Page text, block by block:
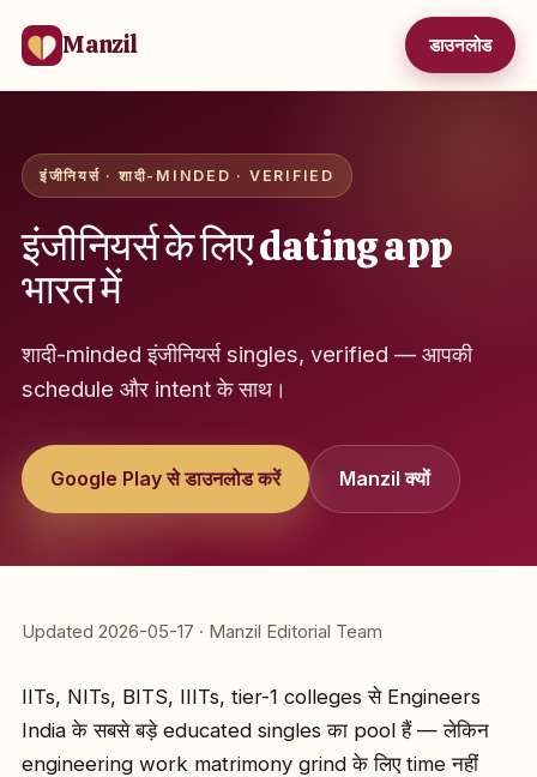
Manzil डाउनलोड
इंजीनियर्स · शादी-MINDED · VERIFIED
इंजीनियर्स के लिए dating app
भारत में
शादी-minded इंजीनियर्स singles, verified — आपकी
schedule और intent के साथ।
Google Play से डाउनलोड करें Manzil क्यों
Updated 2026-05-17 · Manzil Editorial Team
IITs, NITs, BITS, IIITs, tier-1 colleges से Engineers
India के सबसे बड़े educated singles का pool हैं — लेकिन
engineering work matrimony grind के लिए time नहीं